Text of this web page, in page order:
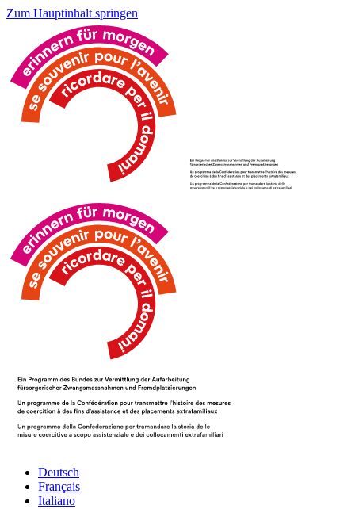
Zum Hauptinhalt springen
Deutsch
Français
Italiano